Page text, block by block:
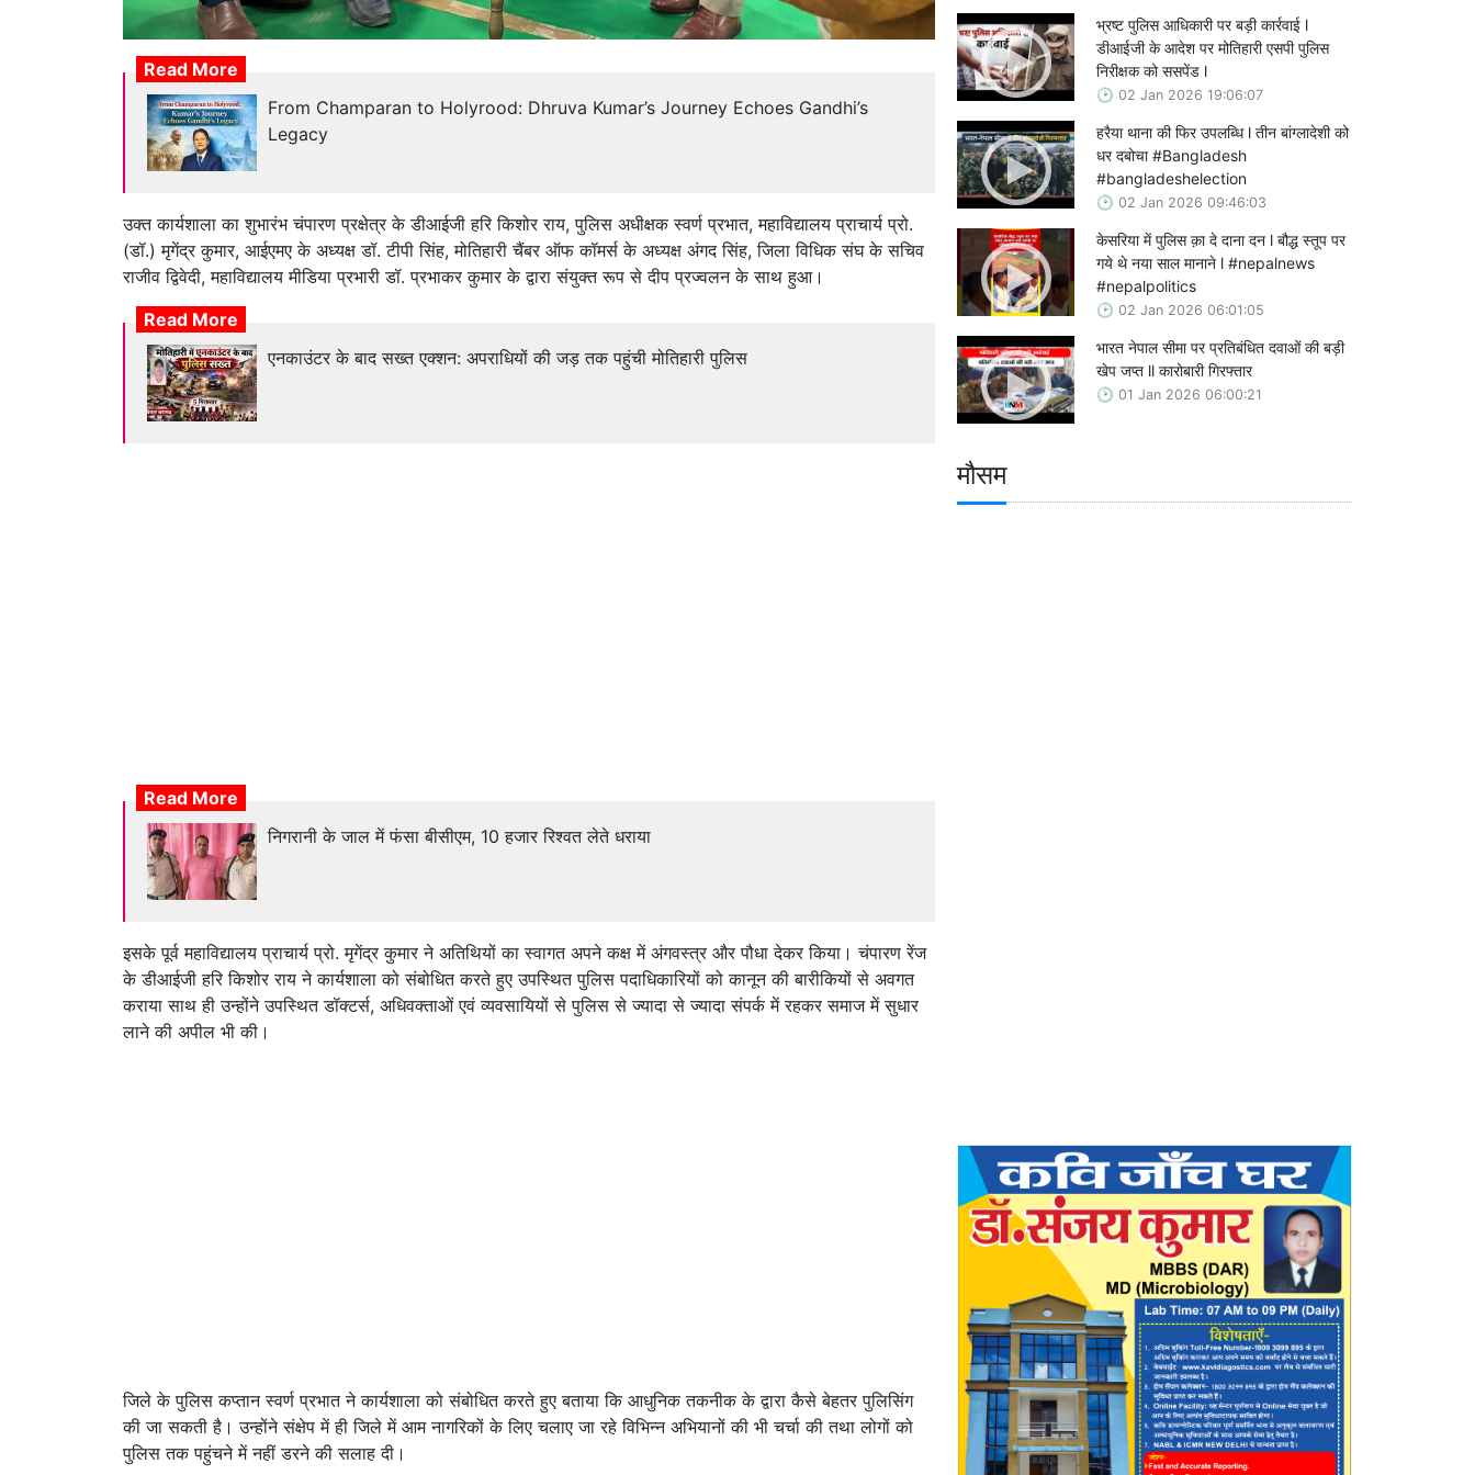
Read More
From Champaran to Holyrood: Dhruva Kumar’s Journey Echoes Gandhi’s
Legacy
उक्त कार्यशाला का शुभारंभ चंपारण प्रक्षेत्र के डीआईजी हरि किशोर राय, पुलिस अधीक्षक स्वर्ण प्रभात, महाविद्यालय प्राचार्य प्रो.
(डॉ.) मृगेंद्र कुमार, आईएमए के अध्यक्ष डॉ. टीपी सिंह, मोतिहारी चैंबर ऑफ कॉमर्स के अध्यक्ष अंगद सिंह, जिला विधिक संघ के सचिव
राजीव द्विवेदी, महाविद्यालय मीडिया प्रभारी डॉ. प्रभाकर कुमार के द्वारा संयुक्त रूप से दीप प्रज्वलन के साथ हुआ।
Read More
एनकाउंटर के बाद सख्त एक्शन: अपराधियों की जड़ तक पहुंची मोतिहारी पुलिस
Read More
निगरानी के जाल में फंसा बीसीएम, 10 हजार रिश्वत लेते धराया
इसके पूर्व महाविद्यालय प्राचार्य प्रो. मृगेंद्र कुमार ने अतिथियों का स्वागत अपने कक्ष में अंगवस्त्र और पौधा देकर किया। चंपारण रेंज
के डीआईजी हरि किशोर राय ने कार्यशाला को संबोधित करते हुए उपस्थित पुलिस पदाधिकारियों को कानून की बारीकियों से अवगत
कराया साथ ही उन्होंने उपस्थित डॉक्टर्स, अधिवक्ताओं एवं व्यवसायियों से पुलिस से ज्यादा से ज्यादा संपर्क में रहकर समाज में सुधार
लाने की अपील भी की।
जिले के पुलिस कप्तान स्वर्ण प्रभात ने कार्यशाला को संबोधित करते हुए बताया कि आधुनिक तकनीक के द्वारा कैसे बेहतर पुलिसिंग
की जा सकती है। उन्होंने संक्षेप में ही जिले में आम नागरिकों के लिए चलाए जा रहे विभिन्न अभियानों की भी चर्चा की तथा लोगों को
पुलिस तक पहुंचने में नहीं डरने की सलाह दी।
भ्रष्ट पुलिस आधिकारी पर बड़ी कार्रवाई l
डीआईजी के आदेश पर मोतिहारी एसपी पुलिस
निरीक्षक को ससपेंड l
02 Jan 2026 19:06:07
हरैया थाना की फिर उपलब्धि l तीन बांग्लादेशी को
धर दबोचा #Bangladesh
#bangladeshelection
02 Jan 2026 09:46:03
केसरिया में पुलिस क़ा दे दाना दन l बौद्ध स्तूप पर
गये थे नया साल मानाने l #nepalnews
#nepalpolitics
02 Jan 2026 06:01:05
भारत नेपाल सीमा पर प्रतिबंधित दवाओं की बड़ी
खेप जप्त ll कारोबारी गिरफ्तार
01 Jan 2026 06:00:21
मौसम